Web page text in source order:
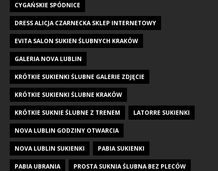
CYGAŃSKIE SPÓDNICE
DRESS ALICJA CZARNECKA SKLEP INTERNETOWY
EVITA SALON SUKIEN ŚLUBNYCH KRAKÓW
GALERIA NOVA LUBLIN
KRÓTKIE SUKIENKI ŚLUBNE GALERIE ZDJĘCIE
KRÓTKIE SUKIENKI ŚLUBNE KRAKÓW
KRÓTKIE SUKNIE ŚLUBNE Z TRENEM LATORRE SUKIENKI
NOVA LUBLIN GODZINY OTWARCIA
NOVA LUBLIN SUKIENKI PABIA SUKIENKI
PABIA UBRANIA PROSTA SUKNIA ŚLUBNA BEZ PLECÓW